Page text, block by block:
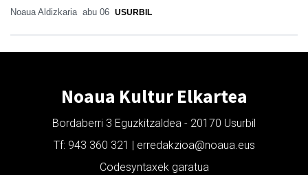
Noaua Aldizkaria abu 06 USURBIL
Noaua Kultur Elkartea
Bordaberri 3 Eguzkitzaldea - 20170 Usurbil
Tf: 943 360 321 | erredakzioa@noaua.eus
Codesyntaxek garatua